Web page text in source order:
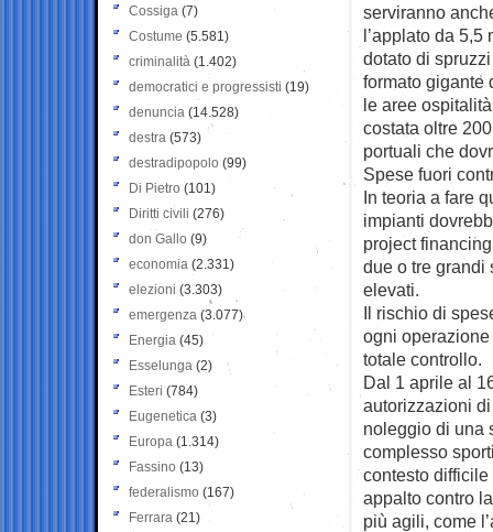
serviranno
l’applato da
dotato di
formato gigante
le aree
costata oltre
portuali che
Spese fuori
In teoria a fare
impianti
project
due o tre grandi
elevati.
Il rischio di
ogni
totale controllo.
Dal 1 aprile al
autorizzazioni
noleggio di una
complesso
contesto
appalto contro
più agili, come
Cossiga (7)
Costume (5.581)
criminalità (1.402)
democratici e progressisti (19)
denuncia (14.528)
destra (573)
destradipopolo (99)
Di Pietro (101)
Diritti civili (276)
don Gallo (9)
economia (2.331)
elezioni (3.303)
emergenza (3.077)
Energia (45)
Esselunga (2)
Esteri (784)
Eugenetica (3)
Europa (1.314)
Fassino (13)
federalismo (167)
Ferrara (21)